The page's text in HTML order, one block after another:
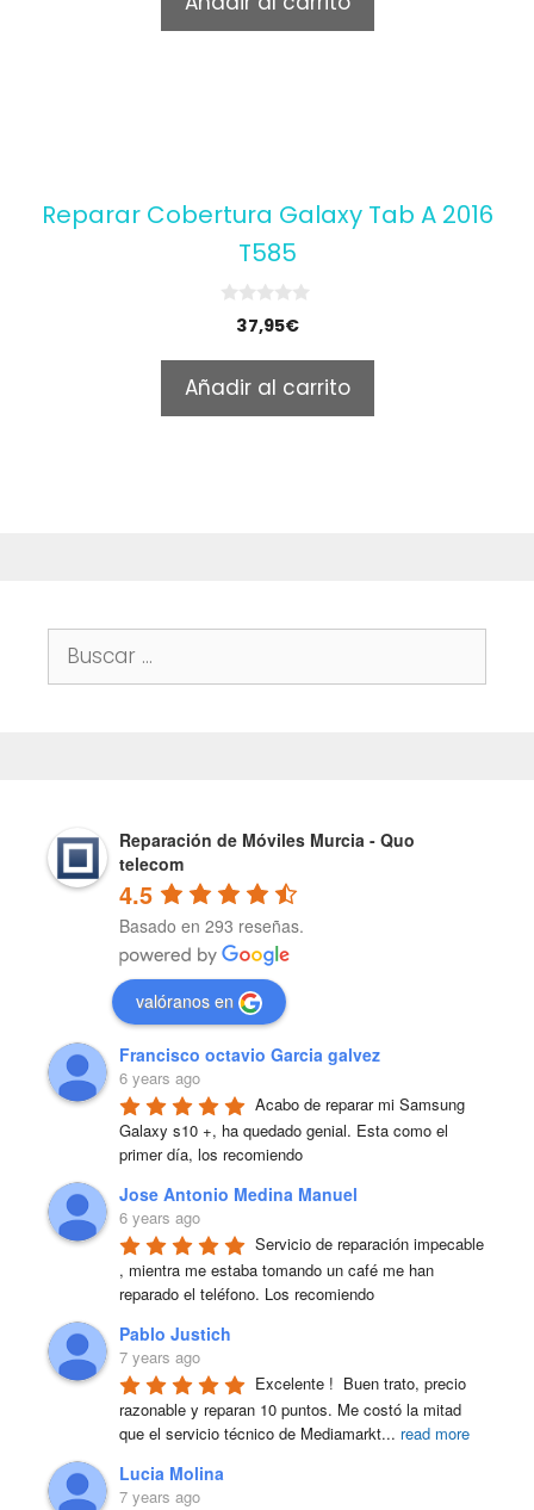
f
5
Reparar Cobertura Galaxy Tab A 2016
T585
o
f
5
37,95€
Añadir al carrito
Buscar:
Reparación de Móviles Murcia - Quo
telecom
4.5
Basado en 293 reseñas.
valóranos en
Francisco octavio Garcia galvez
6 years ago
Acabo de reparar mi Samsung
Galaxy s10 +, ha quedado genial. Esta como el
primer día, los recomiendo
Jose Antonio Medina Manuel
6 years ago
Servicio de reparación impecable
, mientra me estaba tomando un café me han
reparado el teléfono. Los recomiendo
Pablo Justich
7 years ago
Excelente !  Buen trato, precio
razonable y reparan 10 puntos. Me costó la mitad
que el servicio técnico de Mediamarkt... read more
Lucia Molina
7 years ago